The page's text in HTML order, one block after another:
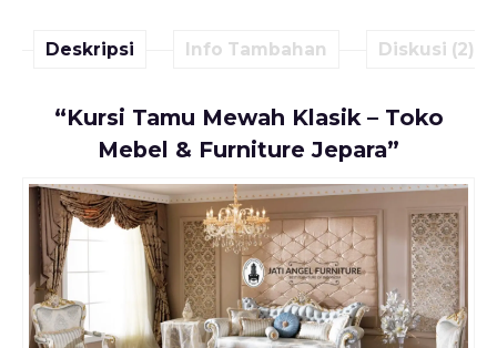
Deskripsi Info Tambahan Diskusi (2)
“Kursi Tamu Mewah Klasik – Toko
Mebel & Furniture Jepara”